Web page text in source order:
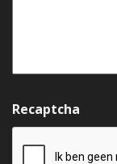
Recaptcha